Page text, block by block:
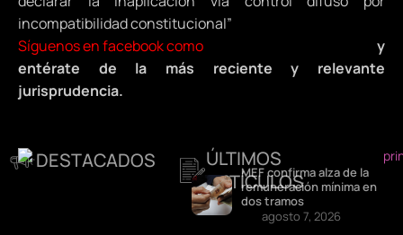
incompatibilidad constitucional”
Síguenos en facebook como
y
entérate de la más reciente y relevante
jurisprudencia.
DESTACADOS
ÚLTIMOS
ARTÍCULOS
MEF confirma alza de la
remuneración mínima en
dos tramos
agosto 7, 2026